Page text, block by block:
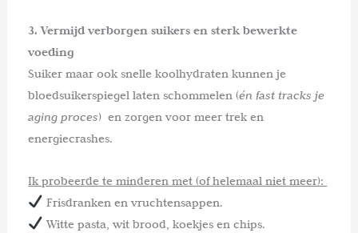
3. Vermijd verborgen suikers en sterk bewerkte
voeding
Suiker maar ook snelle koolhydraten kunnen je
bloedsuikerspiegel laten schommelen (én fast tracks je
aging proces) en zorgen voor meer trek en
energiecrashes.
Ik probeerde te minderen met (of helemaal niet meer):
Frisdranken en vruchtensappen.
Witte pasta, wit brood, koekjes en chips.